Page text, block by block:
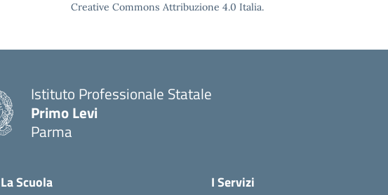
Creative Commons Attribuzione 4.0 Italia.
Istituto Professionale Statale
Primo Levi
Parma
La Scuola I Servizi